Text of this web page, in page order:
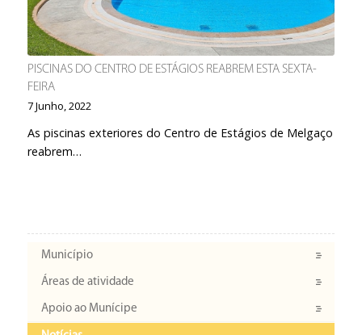
PISCINAS DO CENTRO DE ESTÁGIOS REABREM ESTA SEXTA-
FEIRA
7 Junho, 2022
As piscinas exteriores do Centro de Estágios de Melgaço
reabrem…
Município
Áreas de atividade
Apoio ao Munícipe